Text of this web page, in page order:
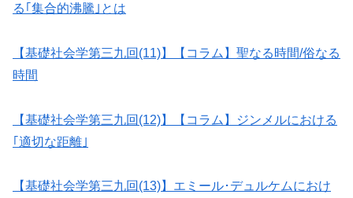
る｢集合的沸騰｣とは
【基礎社会学第三九回(11)】【コラム】聖なる時間/俗なる
時間
【基礎社会学第三九回(12)】【コラム】ジンメルにおける
｢適切な距離｣
【基礎社会学第三九回(13)】エミール･デュルケムにおけ